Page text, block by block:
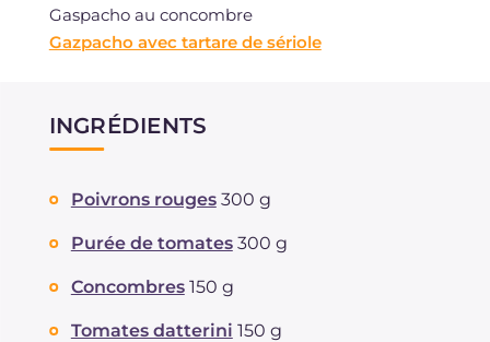
Gaspacho au concombre
Gazpacho avec tartare de sériole
INGRÉDIENTS
Poivrons rouges 300 g
Purée de tomates 300 g
Concombres 150 g
Tomates datterini 150 g